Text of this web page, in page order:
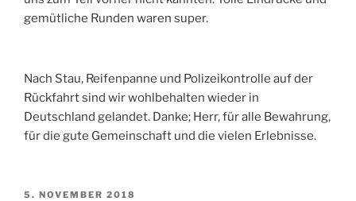
gemütliche Runden waren super.
Nach Stau, Reifenpanne und Polizeikontrolle auf der
Rückfahrt sind wir wohlbehalten wieder in
Deutschland gelandet. Danke; Herr, für alle Bewahrung,
für die gute Gemeinschaft und die vielen Erlebnisse.
VERÖFFENTLICHT
5. NOVEMBER 2018